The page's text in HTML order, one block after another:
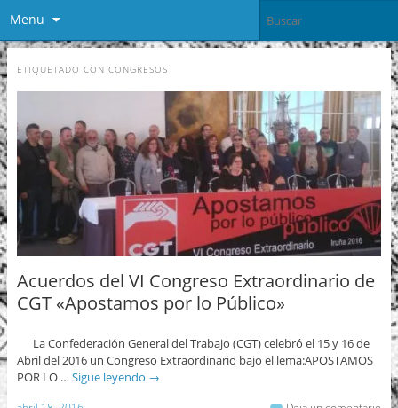
Menu
ETIQUETADO CON CONGRESOS
Acuerdos del VI Congreso Extraordinario de
CGT «Apostamos por lo Público»
La Confederación General del Trabajo (CGT) celebró el 15 y 16 de
Abril del 2016 un Congreso Extraordinario bajo el lema:APOSTAMOS
POR LO … Sigue leyendo →